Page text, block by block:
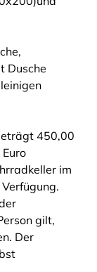
Dusche
450,00
im
gilt,
Der